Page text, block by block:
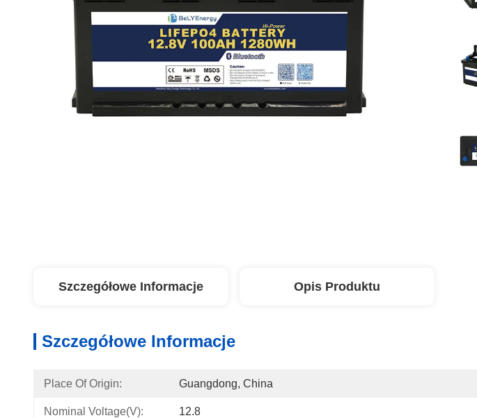
Szczegółowe Informacje Opis Produktu
Szczegółowe Informacje
Place Of Origin: Guangdong, China
Nominal Voltage(V): 12.8